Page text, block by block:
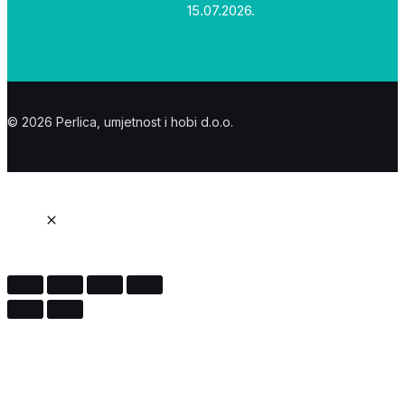
15.07.2026.
© 2026 Perlica, umjetnost i hobi d.o.o.